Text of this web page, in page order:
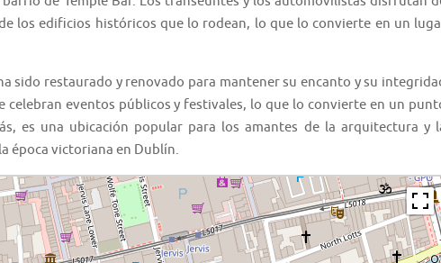
los edificios históricos que lo rodean, lo que lo convierte en un
sido restaurado y renovado para mantener su encanto y su
celebran eventos públicos y festivales, lo que lo convierte en un
es una ubicación popular para los amantes de la arquitectura y
época victoriana en Dublín.